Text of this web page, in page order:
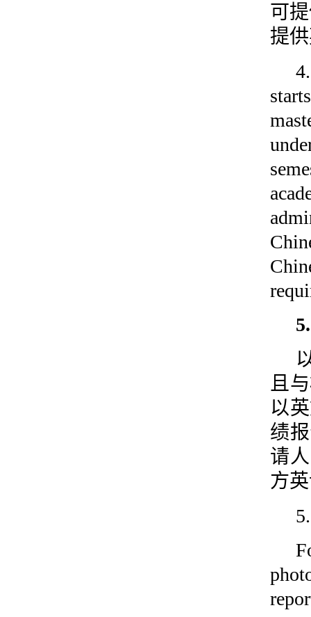
可
提
且
以
绩
请
方